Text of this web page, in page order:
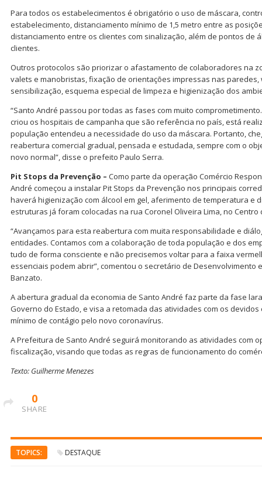
Para todos os estabelecimentos é obrigatório o uso de máscara,
estabelecimento, distanciamento mínimo de 1,5 metro entre as
distanciamento entre os clientes com sinalização, além de pontos de
clientes.
Outros protocolos são priorizar o afastamento de colaboradores na
valets e manobristas, fixação de orientações impressas nas
sensibilização, esquema especial de limpeza e higienização dos
“Santo André passou por todas as fases com muito
criou os hospitais de campanha que são referência no país, está
população entendeu a necessidade do uso da máscara. Portanto,
reabertura comercial gradual, pensada e estudada, sempre com o
novo normal”, disse o prefeito Paulo Serra.
Pit Stops da Prevenção – Como parte da operação Comércio
André começou a instalar Pit Stops da Prevenção nos principais
haverá higienização com álcool em gel, aferimento de temperatura e
estruturas já foram colocadas na rua Coronel Oliveira Lima, no Centro
“Avançamos para esta reabertura com muita responsabilidade e
entidades. Contamos com a colaboração de toda população e dos
tudo de forma consciente e não precisemos voltar para a faixa
essenciais podem abrir”, comentou o secretário de Desenvolvimento
Banzato.
A abertura gradual da economia de Santo André faz parte da fase
Governo do Estado, e visa a retomada das atividades com os
mínimo de contágio pelo novo coronavírus.
A Prefeitura de Santo André seguirá monitorando as atividades com
fiscalização, visando que todas as regras de funcionamento do
Texto: Guilherme Menezes
0
SHARE
TOPICS: DESTAQUE